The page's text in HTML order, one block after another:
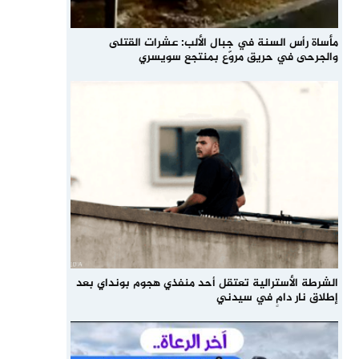
مأساة رأس السنة في جبال الألب: عشرات القتلى
والجرحى في حريق مروّع بمنتجع سويسري
الشرطة الأسترالية تعتقل أحد منفذي هجوم بونداي بعد
إطلاق نار دامٍ في سيدني